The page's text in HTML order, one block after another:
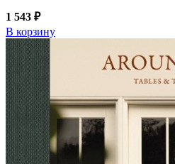
1 543 ₽
В корзину